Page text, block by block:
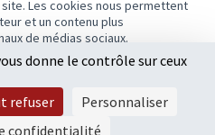
Les cookies nous permettent
et un contenu plus
de médias sociaux.
les cookies essentiels
.
Licence
(Lien
donne le contrôle sur ceux
refuser
Personnaliser
confidentialité